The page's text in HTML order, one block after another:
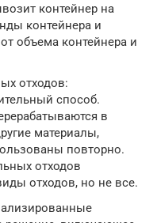
контейнер на
контейнера и
объема контейнера и
отходов:
способ.
в
материалы,
повторно.
отходов
отходов, но не все.